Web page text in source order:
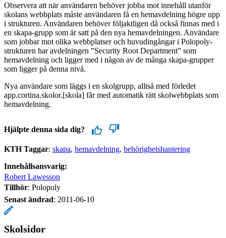
Observera att när användaren behöver jobba mot innehåll utanför
skolans webbplats måste användaren få en hemavdelning högre upp
i strukturen. Användaren behöver följaktligen då också finnas med i
en skapa-grupp som är satt på den nya hemavdelningen. Användare
som jobbar mot olika webbplatser och huvudingångar i Polopoly-
strukturen har avdelningen ”Security Root Department” som
hemavdelning och ligger med i någon av de många skapa-grupper
som ligger på denna nivå.
Nya användare som läggs i en skolgrupp, alltså med förledet
app.cortina.skolor.[skola] får med automatik rätt skolwebbplats som
hemavdelning.
Hjälpte denna sida dig?
KTH Taggar: skapa hemavdelning behörighetshantering
Innehållsansvarig:
Robert Lawesson
Tillhör: Polopoly
Senast ändrad: 2011-06-10
Skolsidor